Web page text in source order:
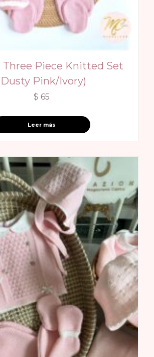
Three Piece Knitted Set
Pink/Ivory)
$ 65
Leer más